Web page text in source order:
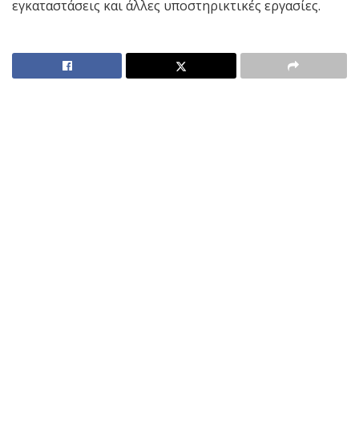
εγκαταστάσεις και άλλες υποστηρικτικές εργασίες.